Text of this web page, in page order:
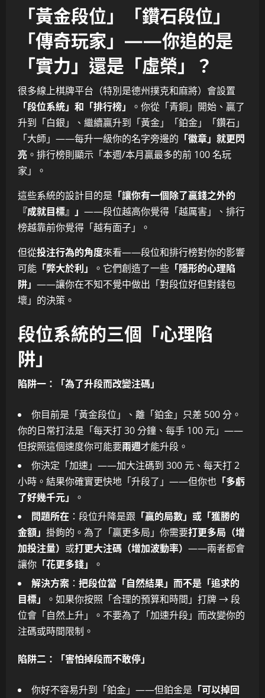
「黃金段位」「鑽石段位」
「傳奇玩家」——你追的是
「實力」還是「虛榮」？
很多線上棋牌平台（特別是德州撲克和麻將）會設置
「段位系統」和「排行榜」
。你從「青銅」開始、贏了
升到「白銀」、繼續贏升到「黃金」「鉑金」「鑽石」
「大師」——每升一級你的名字旁邊的 「徽章」就更閃
亮 。排行榜則顯示「本週/本月贏最多的前 100 名玩
家」。
這些系統的設計目的是 「讓你有一個除了贏錢之外的
『成就目標』」 ——段位越高你覺得「越厲害」、排行
榜越靠前你覺得「越有面子」。
但從投注行為的角度來看——段位和排行榜對你的影響
可能 「弊大於利」 。它們創造了一些 「隱形的心理陷
阱」 ——讓你在不知不覺中做出「對段位好但對錢包
壞」的決策。
段位系統的三個「心理陷
阱」
陷阱一：「為了升段而改變注碼」
你目前是「黃金段位」、離「鉑金」只差 500 分。
你的日常打法是「每天打 30 分鐘、每手 100 元」——
但按照這個速度你可能要兩週才能升段。
你決定「加速」——加大注碼到 300 元、每天打 2
小時。結果你確實更快地「升段了」——但你也 「多虧
了好幾千元」
。
問題所在 ：段位升降是跟 「贏的局數」或「獲勝的
金額」 掛鉤的。為了「贏更多局」你需要打更多局（增
加投注量） 或打更大注碼（增加波動率） ——兩者都會
讓你 「花更多錢」
。
解決方案 ： 把段位當「自然結果」而不是「追求的
目標」
。如果你按照「合理的預算和時間」打牌 → 段
位會「自然上升」。不要為了「加速升段」而改變你的
注碼或時間限制。
陷阱二：「害怕掉段而不敢停」
你好不容易升到「鉑金」——但鉑金是 「可以掉回